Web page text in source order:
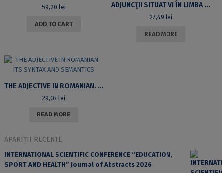
59,20 lei
ADD TO CART
ADJUNCŢII SITUATIVI ÎN LIMBA ROMÂNĂ VECHE: (INTERFAŢĂ SINTAXĂ-SEMANTICĂ-PRAGMATICĂ)
27,49lei
READ MORE
THE ADJECTIVE IN ROMANIAN. ITS SYNTAX AND SEMANTICS
29,07lei
READ MORE
APARIȚII RECENTE
INTERNATIONAL SCIENTIFIC CONFERENCE “EDUCATION,
SPORT AND HEALTH” Journal of Abstracts 2026